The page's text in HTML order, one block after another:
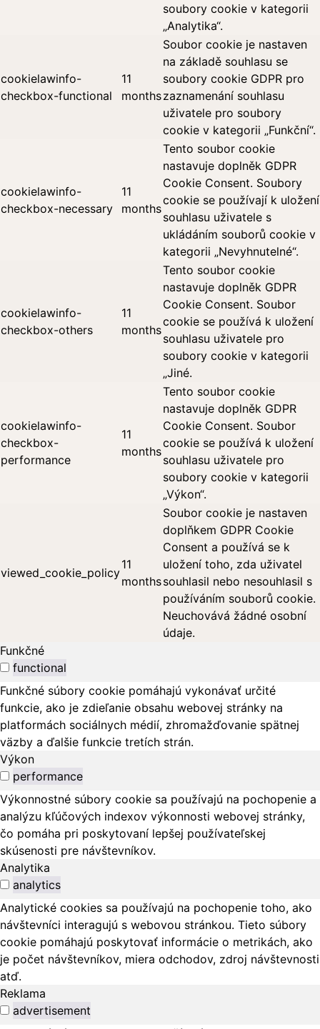
soubory cookie v kategorii
„Analytika“.
cookielawinfo-
checkbox-functional
11
months
Soubor cookie je nastaven
na základě souhlasu se
soubory cookie GDPR pro
zaznamenání souhlasu
uživatele pro soubory
cookie v kategorii „Funkční“.
cookielawinfo-
checkbox-necessary
11
months
Tento soubor cookie
nastavuje doplněk GDPR
Cookie Consent. Soubory
cookie se používají k uložení
souhlasu uživatele s
ukládáním souborů cookie v
kategorii „Nevyhnutelné“.
cookielawinfo-
checkbox-others
11
months
Tento soubor cookie
nastavuje doplněk GDPR
Cookie Consent. Soubor
cookie se používá k uložení
souhlasu uživatele pro
soubory cookie v kategorii
„Jiné.
cookielawinfo-
checkbox-
performance
11
months
Tento soubor cookie
nastavuje doplněk GDPR
Cookie Consent. Soubor
cookie se používá k uložení
souhlasu uživatele pro
soubory cookie v kategorii
„Výkon“.
viewed_cookie_policy
11
months
Soubor cookie je nastaven
doplňkem GDPR Cookie
Consent a používá se k
uložení toho, zda uživatel
souhlasil nebo nesouhlasil s
používáním souborů cookie.
Neuchovává žádné osobní
údaje.
Funkčné
functional
Funkčné súbory cookie pomáhajú vykonávať určité
funkcie, ako je zdieľanie obsahu webovej stránky na
platformách sociálnych médií, zhromažďovanie spätnej
väzby a ďalšie funkcie tretích strán.
Výkon
performance
Výkonnostné súbory cookie sa používajú na pochopenie a
analýzu kľúčových indexov výkonnosti webovej stránky,
čo pomáha pri poskytovaní lepšej používateľskej
skúsenosti pre návštevníkov.
Analytika
analytics
Analytické cookies sa používajú na pochopenie toho, ako
návštevníci interagujú s webovou stránkou. Tieto súbory
cookie pomáhajú poskytovať informácie o metrikách, ako
je počet návštevníkov, miera odchodov, zdroj návštevnosti
atď.
Reklama
advertisement